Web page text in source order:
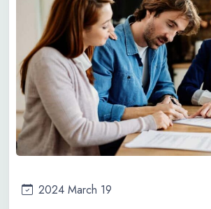
2024 March 19